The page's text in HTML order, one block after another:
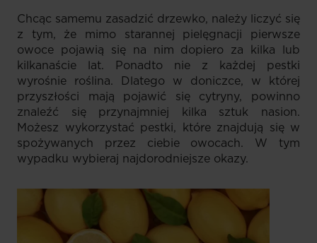
Chcąc samemu zasadzić drzewko, należy liczyć się
z tym, że mimo starannej pielęgnacji pierwsze
owoce pojawią się na nim dopiero za kilka lub
kilkanaście lat. Ponadto nie z każdej pestki
wyrośnie roślina. Dlatego w doniczce, w której
przyszłości mają pojawić się cytryny, powinno
znaleźć się przynajmniej kilka sztuk nasion.
Możesz wykorzystać pestki, które znajdują się w
spożywanych przez ciebie owocach. W tym
wypadku wybieraj najdorodniejsze okazy.